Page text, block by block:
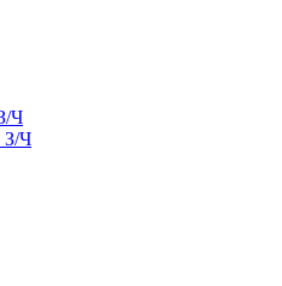
Ч
З/Ч